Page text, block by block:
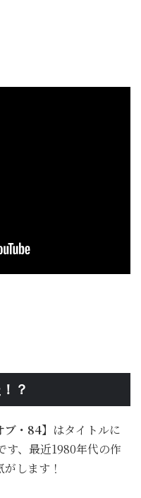
？
ブ・84】 はタイトルに
す、最近1980年代の作
します！